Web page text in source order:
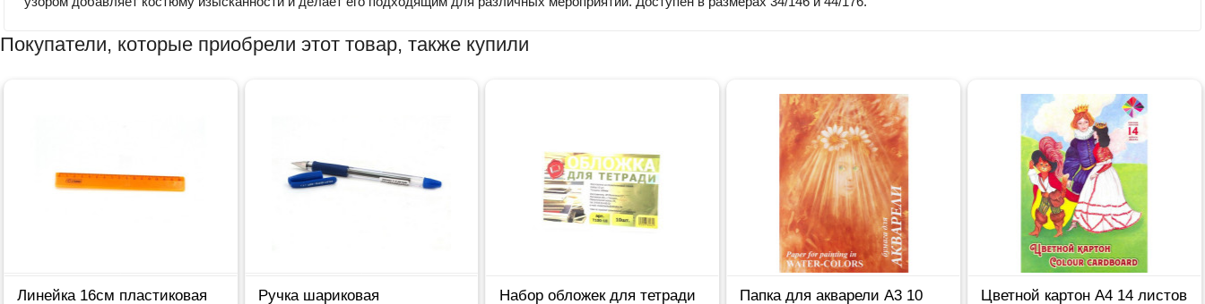
Покупатели, которые приобрели этот товар, также купили
Линейка 16см пластиковая
Ручка шариковая
Набор обложек для тетради
Папка для акварели А3 10
Цветной картон А4 14 листов